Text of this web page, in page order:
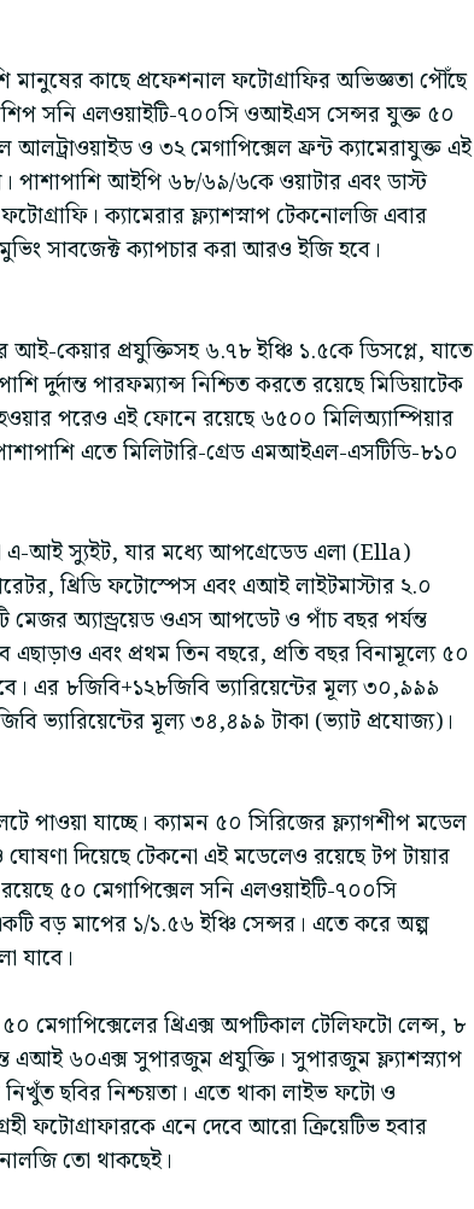
মানুষের কাছে প্রফেশনাল ফটোগ্রাফির অভিজ্ঞতা পৌঁছে
সনি এলওয়াইটি-৭০০সি ওআইএস সেন্সর যুক্ত ৫০
আলট্রাওয়াইড ও ৩২ মেগাপিক্সেল ফ্রন্ট ক্যামেরাযুক্ত এই
পাশাপাশি আইপি ৬৮/৬৯/৬কে ওয়াটার এবং ডাস্ট
ক্যামেরার ফ্ল্যাশস্নাপ টেকনোলজি এবার
সাবজেক্ট ক্যাপচার করা আরও ইজি হবে।
আই-কেয়ার প্রযুক্তিসহ ৬.৭৮ ইঞ্চি ১.৫কে ডিসপ্লে, যাতে
দুর্দান্ত পারফম্যান্স নিশ্চিত করতে রয়েছে মিডিয়াটেক
পরেও এই ফোনে রয়েছে ৬৫০০ মিলিঅ্যাম্পিয়ার
এতে মিলিটারি-গ্রেড এমআইএল-এসটিডি-৮১০
এ-আই স্যুইট, যার মধ্যে আপগ্রেডেড এলা (Ella)
থ্রিডি ফটোস্পেস এবং এআই লাইটমাস্টার ২.০
মেজর অ্যান্ড্রয়েড ওএস আপডেট ও পাঁচ বছর পর্যন্ত
এছাড়াও এবং প্রথম তিন বছরে, প্রতি বছর বিনামূল্যে ৫০
এর ৮জিবি+১২৮জিবি ভ্যারিয়েন্টের মূল্য ৩০,৯৯৯
ভ্যারিয়েন্টের মূল্য ৩৪,৪৯৯ টাকা (ভ্যাট প্রযোজ্য)।
পাওয়া যাচ্ছে। ক্যামন ৫০ সিরিজের ফ্ল্যাগশীপ মডেল
দিয়েছে টেকনো এই মডেলেও রয়েছে টপ টায়ার
৫০ মেগাপিক্সেল সনি এলওয়াইটি-৭০০সি
বড় মাপের ১/১.৫৬ ইঞ্চি সেন্সর। এতে করে অল্প
যাবে।
মেগাপিক্সেলের থ্রিএক্স অপটিকাল টেলিফটো লেন্স, ৮
এআই ৬০এক্স সুপারজুম প্রযুক্তি। সুপারজুম ফ্ল্যাশস্ন্যাপ
ছবির নিশ্চয়তা। এতে থাকা লাইভ ফটো ও
ফটোগ্রাফারকে এনে দেবে আরো ক্রিয়েটিভ হবার
তো থাকছেই।